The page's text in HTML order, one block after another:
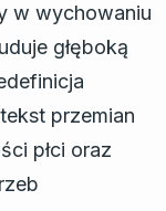
w wychowaniu
głęboką
przemian
płci oraz